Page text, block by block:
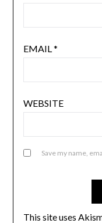
EMAIL*
WEBSITE
Save my name,
This site uses